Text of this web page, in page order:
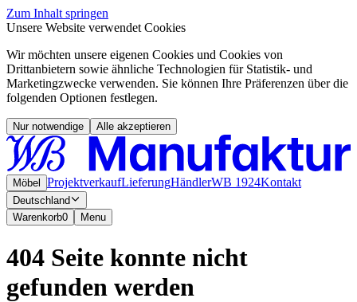
Zum Inhalt springen
Unsere Website verwendet Cookies
Wir möchten unsere eigenen Cookies und Cookies von
Drittanbietern sowie ähnliche Technologien für Statistik- und
Marketingzwecke verwenden. Sie können Ihre Präferenzen über die
folgenden Optionen festlegen.
Nur notwendige Alle akzeptieren
Möbel ProjektverkaufLieferungHändlerWB 1924Kontakt
Deutschland
Warenkorb0 Menu
404 Seite konnte nicht
gefunden werden